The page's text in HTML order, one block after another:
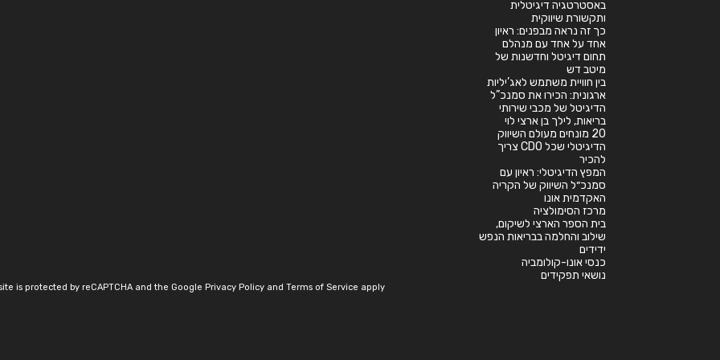
באסטרטגיה דיגיטלית
ותקשורת שיווקית
כך זה נראה מבפנים: ראיון
אחד על אחד עם מנהלם
תחום דיגיטל וחדשנות של
מיטב דש
בין חוויית משתמש לאג’יליות
ארגונית: הכירו את סמנכ”ל
הדיגיטל של מכבי שירותי
בריאות, לילך בן ארצי לוי
20 מונחים מעולם השיווק
הדיגיטלי שכל CDO צריך
להכיר
המפץ הדיגיטלי: ראיון עם
סמנכ״ל השיווק של הקריה
האקדמית אונו
מרכז הסימולציה
בית הספר הארצי לשיקום,
שילוב והחלמה בבריאות הנפש
ידידים
כנסי אונו-קולומביה
נושאי תפקידים
is protected by reCAPTCHA and the Google Privacy Policyand Terms of Service apply.